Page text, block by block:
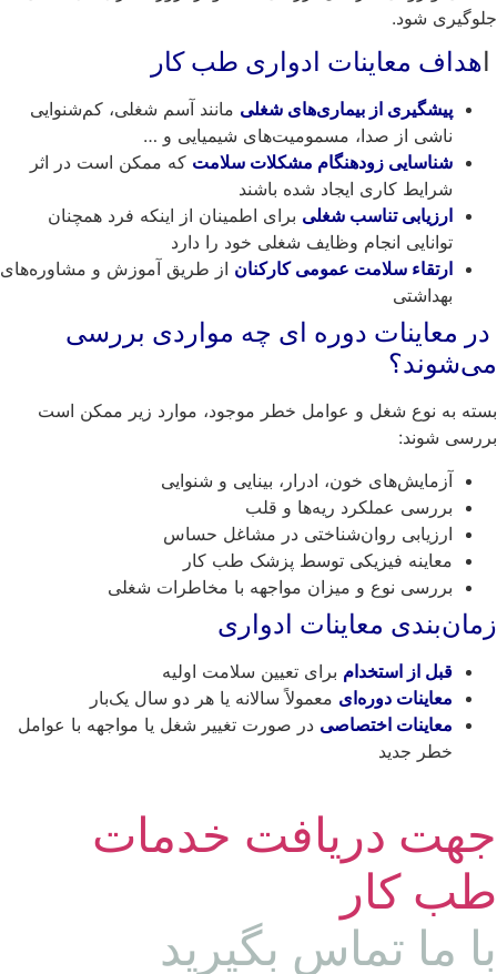
شود.
هداف معاینات ادواری طب کار
پیشگیری از بیماری‌های شغلیمانند آسم شغلی، کم‌شنوایی
ناشی از صدا، مسمومیت‌های شیمیایی و …
شناسایی زودهنگام مشکلات سلامتکه ممکن است در اثر
شرایط کاری ایجاد شده باشند
ارزیابی تناسب شغلیبرای اطمینان از اینکه فرد همچنان
توانایی انجام وظایف شغلی خود را دارد
ارتقاء سلامت عمومی کارکناناز طریق آموزش و مشاوره‌های
بهداشتی
معاینات دوره ای چه مواردی بررسی
به نوع شغل و عوامل خطر موجود، موارد زیر ممکن است
شوند:
آزمایش‌های خون، ادرار، بینایی و شنوایی
بررسی عملکرد ریه‌ها و قلب
ارزیابی روان‌شناختی در مشاغل حساس
معاینه فیزیکی توسط پزشک طب کار
بررسی نوع و میزان مواجهه با مخاطرات شغلی
معاینات ادواری
قبل از استخدامبرای تعیین سلامت اولیه
معاینات دوره‌ایمعمولاً سالانه یا هر دو سال یک‌بار
معاینات اختصاصیدر صورت تغییر شغل یا مواجهه با عوامل
خطر جدید
دریافت خدمات
کار
ما تماس بگیرید